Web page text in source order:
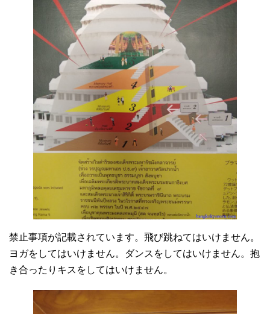
禁止事項が記載されています。飛び跳ねてはいけません。
ヨガをしてはいけません。ダンスをしてはいけません。抱
き合ったりキスをしてはいけません。